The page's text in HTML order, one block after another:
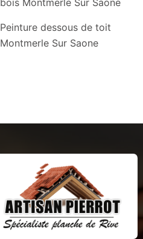
bois Montmerle Sur Saone
Peinture dessous de toit
Montmerle Sur Saone